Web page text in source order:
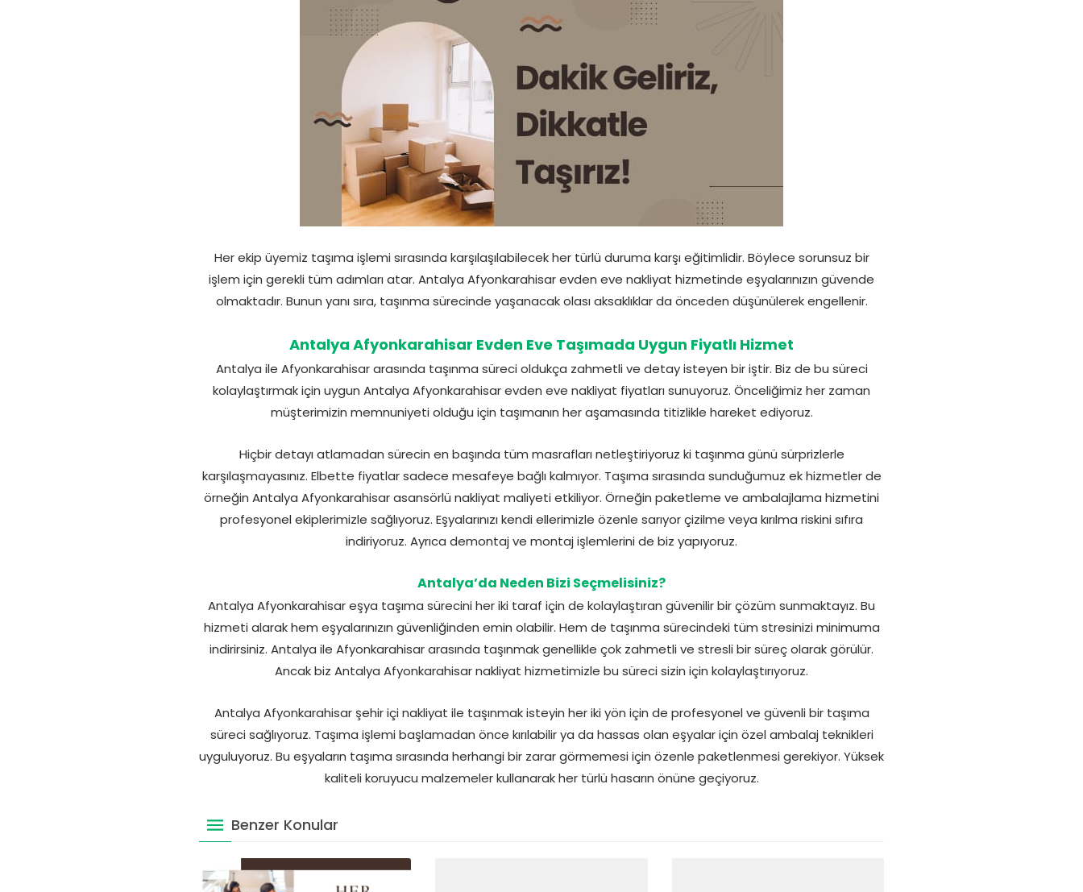
Her ekip üyemiz taşıma işlemi sırasında karşılaşılabilecek her türlü duruma karşı eğitimlidir. Böylece sorunsuz bir
işlem için gerekli tüm adımları atar. Antalya Afyonkarahisar evden eve nakliyat hizmetinde eşyalarınızın güvende
olmaktadır. Bunun yanı sıra, taşınma sürecinde yaşanacak olası aksaklıklar da önceden düşünülerek engellenir.
Antalya Afyonkarahisar Evden Eve Taşımada Uygun Fiyatlı Hizmet
Antalya ile Afyonkarahisar arasında taşınma süreci oldukça zahmetli ve detay isteyen bir iştir. Biz de bu süreci
kolaylaştırmak için uygun Antalya Afyonkarahisar evden eve nakliyat fiyatları sunuyoruz. Önceliğimiz her zaman
müşterimizin memnuniyeti olduğu için taşımanın her aşamasında titizlikle hareket ediyoruz.
Hiçbir detayı atlamadan sürecin en başında tüm masrafları netleştiriyoruz ki taşınma günü sürprizlerle
karşılaşmayasınız. Elbette fiyatlar sadece mesafeye bağlı kalmıyor. Taşıma sırasında sunduğumuz ek hizmetler de
örneğin Antalya Afyonkarahisar asansörlü nakliyat maliyeti etkiliyor. Örneğin paketleme ve ambalajlama hizmetini
profesyonel ekiplerimizle sağlıyoruz. Eşyalarınızı kendi ellerimizle özenle sarıyor çizilme veya kırılma riskini sıfıra
indiriyoruz. Ayrıca demontaj ve montaj işlemlerini de biz yapıyoruz.
Antalya’da Neden Bizi Seçmelisiniz?
Antalya Afyonkarahisar eşya taşıma sürecini her iki taraf için de kolaylaştıran güvenilir bir çözüm sunmaktayız. Bu
hizmeti alarak hem eşyalarınızın güvenliğinden emin olabilir. Hem de taşınma sürecindeki tüm stresinizi minimuma
indirirsiniz. Antalya ile Afyonkarahisar arasında taşınmak genellikle çok zahmetli ve stresli bir süreç olarak görülür.
Ancak biz Antalya Afyonkarahisar nakliyat hizmetimizle bu süreci sizin için kolaylaştırıyoruz.
Antalya Afyonkarahisar şehir içi nakliyat ile taşınmak isteyin her iki yön için de profesyonel ve güvenli bir taşıma
süreci sağlıyoruz. Taşıma işlemi başlamadan önce kırılabilir ya da hassas olan eşyalar için özel ambalaj teknikleri
uyguluyoruz. Bu eşyaların taşıma sırasında herhangi bir zarar görmemesi için özenle paketlenmesi gerekiyor. Yüksek
kaliteli koruyucu malzemeler kullanarak her türlü hasarın önüne geçiyoruz.
Benzer Konular